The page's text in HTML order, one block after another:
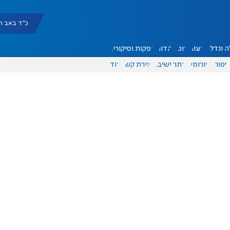
כ"ד באב תשפ"ו
ונדל"ן דעות אוכל יהדות הפקות וסיקורים
ספורט פורומים אתר ישיבה יצירת קשר עוד